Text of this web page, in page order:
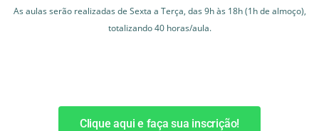
As aulas serão realizadas de Sexta a Terça, das 9h às 18h (1h de almoço),
totalizando 40 horas/aula.
Clique aqui e faça sua inscrição!